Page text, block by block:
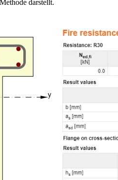
darstellt.